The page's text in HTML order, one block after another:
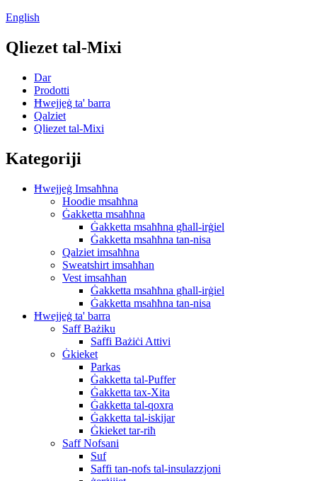
English
Qliezet tal-Mixi
Dar
Prodotti
Ħwejjeġ ta' barra
Qalziet
Qliezet tal-Mixi
Kategoriji
Ħwejjeġ Imsaħħna
Hoodie msaħħna
Ġakketta msaħħna
Ġakketta msaħħna għall-irġiel
Ġakketta msaħħna tan-nisa
Qalziet imsaħħna
Sweatshirt imsaħħan
Vest imsaħħan
Ġakketta msaħħna għall-irġiel
Ġakketta msaħħna tan-nisa
Ħwejjeġ ta' barra
Saff Bażiku
Saffi Bażiċi Attivi
Ġkieket
Parkas
Ġakketta tal-Puffer
Ġakketta tax-Xita
Ġakketta tal-qoxra
Ġakketta tal-iskijar
Ġkieket tar-riħ
Saff Nofsani
Suf
Saffi tan-nofs tal-insulazzjoni